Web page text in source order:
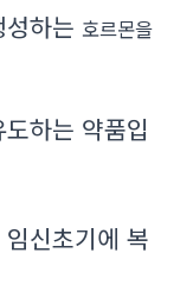
하는 호르몬을
하는 약품입
신초기에 복